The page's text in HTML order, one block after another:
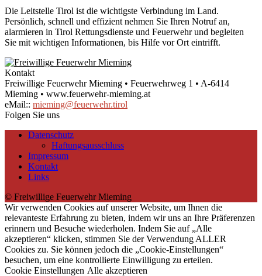
Die Leitstelle Tirol ist die wichtigste Verbindung im Land.
Persönlich, schnell und effizient nehmen Sie Ihren Notruf an,
alarmieren in Tirol Rettungsdienste und Feuerwehr und begleiten
Sie mit wichtigen Informationen, bis Hilfe vor Ort eintrifft.
Kontakt
Freiwillige Feuerwehr Mieming • Feuerwehrweg 1 • A-6414
Mieming • www.feuerwehr-mieming.at
eMail:: mieming@feuerwehr.tirol
Folgen Sie uns
Datenschutz
Haftungsausschluss
Impressum
Kontakt
Links
© Freiwillige Feuerwehr Mieming
Wir verwenden Cookies auf unserer Website, um Ihnen die
relevanteste Erfahrung zu bieten, indem wir uns an Ihre Präferenzen
erinnern und Besuche wiederholen. Indem Sie auf „Alle
akzeptieren“ klicken, stimmen Sie der Verwendung ALLER
Cookies zu. Sie können jedoch die „Cookie-Einstellungen“
besuchen, um eine kontrollierte Einwilligung zu erteilen.
Cookie Einstellungen Alle akzeptieren